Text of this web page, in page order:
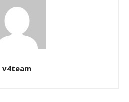
v4team